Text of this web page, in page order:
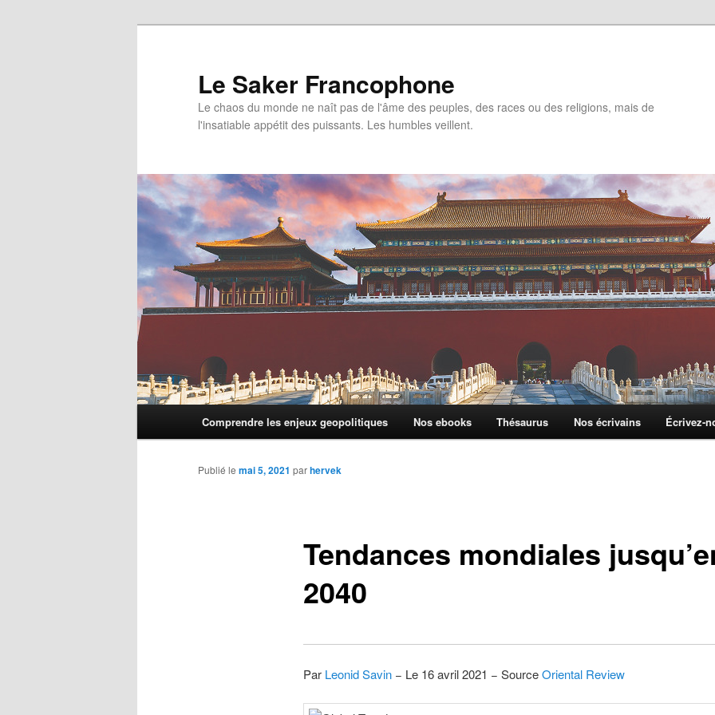
Le Saker Francophone
Le chaos du monde ne naît pas de l'âme des peuples, des races ou des religions, mais de
l'insatiable appétit des puissants. Les humbles veillent.
Comprendre les enjeux geopolitiques Nos ebooks Thésaurus Nos écrivains Écrivez-
Tendances mondiales
2040
Publié le mai 5, 2021 parhervek
Par Leonid Savin− Le 16 avril 2021 − SourceOriental Review